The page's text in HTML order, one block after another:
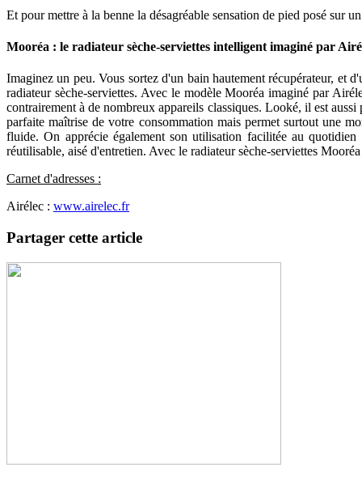
Et pour mettre à la benne la désagréable sensation de pied posé sur
Mooréa : le radiateur sèche-serviettes intelligent imaginé par
Imaginez un peu. Vous sortez d'un bain hautement récupérateur, et
radiateur sèche-serviettes. Avec le modèle Mooréa imaginé par
contrairement à de nombreux appareils classiques. Looké, il est
parfaite maîtrise de votre consommation mais permet surtout une
fluide. On apprécie également son utilisation facilitée au
réutilisable, aisé d'entretien. Avec le radiateur sèche-serviettes
Carnet d'adresses :
Airélec : www.airelec.fr
Partager cette article